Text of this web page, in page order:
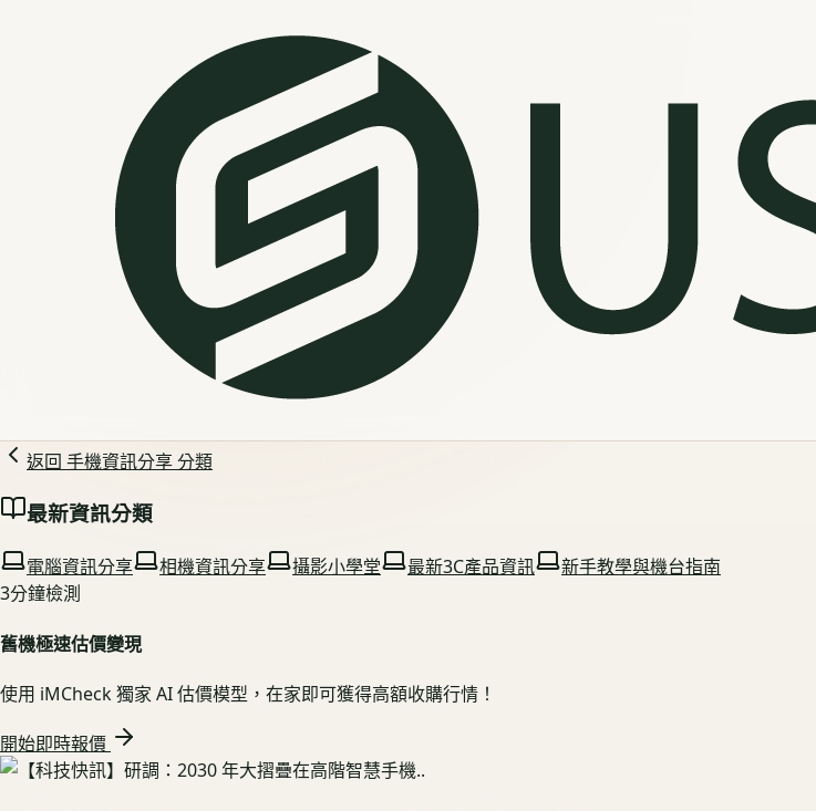
返回 手機資訊分享分類
最新資訊分類
電腦資訊分享 相機資訊分享 攝影小學堂 最新3C產品資訊
新手教學與機台指南
3分鐘檢測
舊機極速估價變現
使用 iMCheck 獨家 AI 估價模型，在家即可獲得高額收購行情！
開始即時報價